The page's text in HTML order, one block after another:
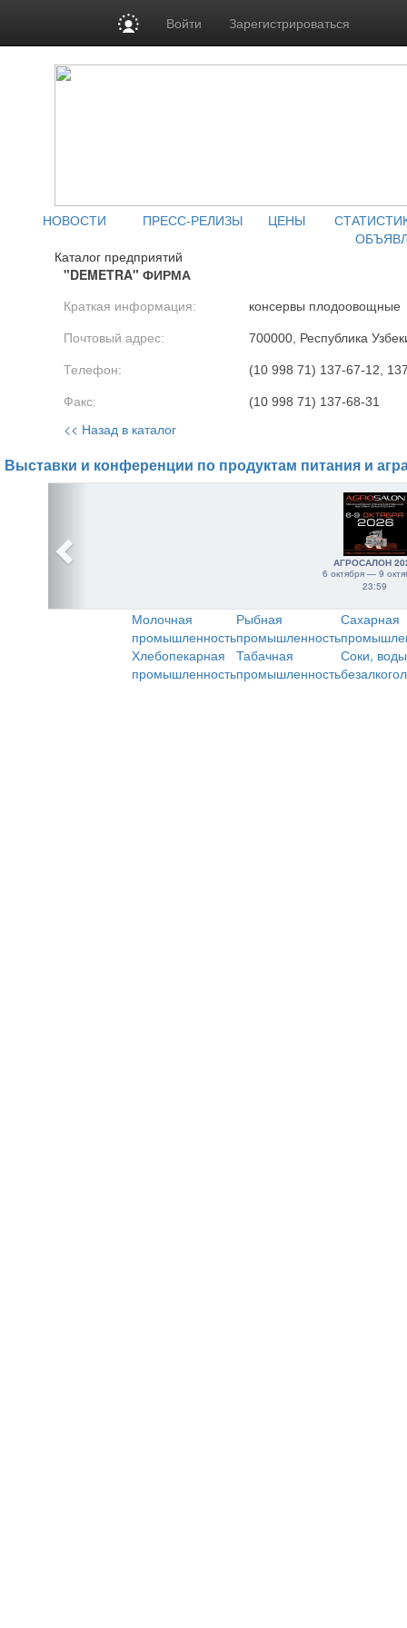
Войти Зарегистрироваться
НОВОСТИ ПРЕСС-РЕЛИЗЫ ЦЕНЫ
Каталог предприятий
"DEMETRA" ФИРМА
Краткая информация: консервы плодоовощные
Почтовый адрес: 700000, Республика
Телефон: (10 998 71) 137-67-12,
Факс: (10 998 71) 137-68-31
<< Назад в каталог
Выставки и конференции по продуктам питания и
АГРОСАЛОН
6 октября — 9
23:59
Молочная
промышленность
Рыбная
промышленность
Сахарная
Хлебопекарная
промышленность
Табачная
промышленность
Соки,